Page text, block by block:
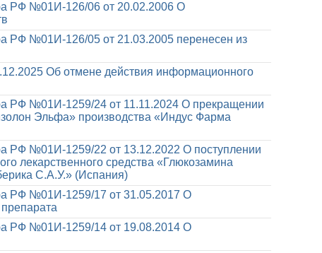
РФ №01И-126/06 от 20.02.2006 О
РФ №01И-126/05 от 21.03.2005 перенесен из
Об отмене действия информационного
РФ №01И-1259/24 от 11.11.2024 О прекращении
Эльфа» производства «Индус Фарма
РФ №01И-1259/22 от 13.12.2022 О поступлении
лекарственного средства «Глюкозамина
С.А.У.» (Испания)
РФ №01И-1259/17 от 31.05.2017 О
РФ №01И-1259/14 от 19.08.2014 О